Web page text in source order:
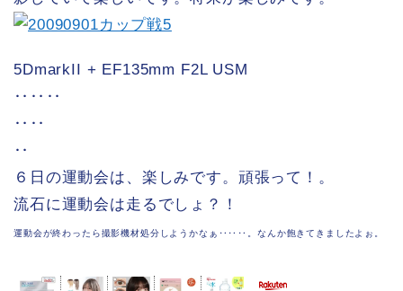
5DmarkII + EF135mm F2L USM
‥‥‥
‥‥
‥
６日の運動会は、楽しみです。頑張って！。
流石に運動会は走るでしょ？！
運動会が終わったら撮影機材処分しようかなぁ‥‥‥。なんか飽きてきましたよぉ。